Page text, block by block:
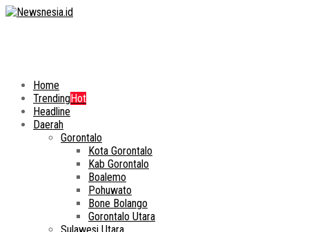
Home
TrendingHot
Headline
Daerah
Gorontalo
Kota Gorontalo
Kab Gorontalo
Boalemo
Pohuwato
Bone Bolango
Gorontalo Utara